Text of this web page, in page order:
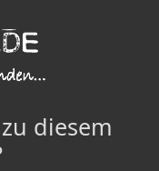
diesem